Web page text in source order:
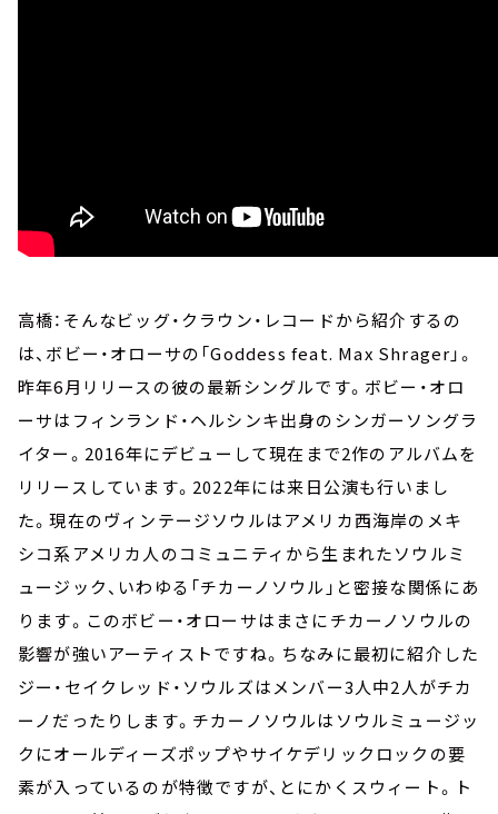
高橋：そんなビッグ・クラウン・レコードから紹介するの
は、ボビー・オローサの「Goddess feat. Max Shrager」。
昨年6月リリースの彼の最新シングルです。ボビー・オロ
ーサはフィンランド・ヘルシンキ出身のシンガーソングラ
イター。2016年にデビューして現在まで2作のアルバムを
リリースしています。2022年には来日公演も行いまし
た。現在のヴィンテージソウルはアメリカ西海岸のメキ
シコ系アメリカ人のコミュニティから生まれたソウルミ
ュージック、いわゆる「チカーノソウル」と密接な関係にあ
ります。このボビー・オローサはまさにチカーノソウルの
影響が強いアーティストですね。ちなみに最初に紹介した
ジー・セイクレッド・ソウルズはメンバー3人中2人がチカ
ーノだったりします。チカーノソウルはソウルミュージッ
クにオールディーズポップやサイケデリックロックの要
素が入っているのが特徴ですが、とにかくスウィート。ト